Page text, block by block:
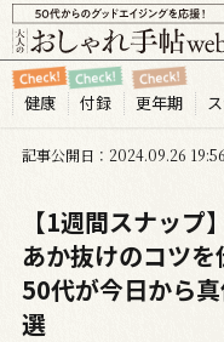
健康 付録 更年期
記事公開日 2024.09 26 19:56
【1週間スナップ】
あか抜けのコツを
50代が今日から
選